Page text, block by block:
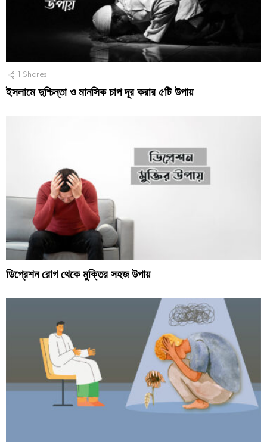
1 Shares
ইসলামে দুশ্চিন্তা ও মানসিক চাপ দূর করার ৫টি উপায়
ডিপ্রেশন রোগ থেকে মুক্তির সহজ উপায়